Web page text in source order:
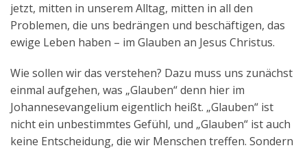
jetzt, mitten in unserem Alltag, mitten in all den
Problemen, die uns bedrängen und beschäftigen, das
ewige Leben haben – im Glauben an Jesus Christus.
Wie sollen wir das verstehen? Dazu muss uns zunächst
einmal aufgehen, was „Glauben“ denn hier im
Johannesevangelium eigentlich heißt. „Glauben“ ist
nicht ein unbestimmtes Gefühl, und „Glauben“ ist auch
keine Entscheidung, die wir Menschen treffen. Sondern